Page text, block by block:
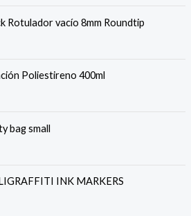
Rotulador vacío 8mm Roundtip
Poliestireno 400ml
bag small
INK MARKERS